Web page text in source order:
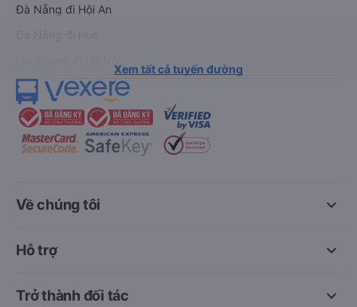
Đà Nẵng đi Hội An
Xem tất cả tuyến đường
keyboard_arrow_down
Về chúng tôi
keyboard_arrow_down
Hỗ trợ
keyboard_arrow_down
Trở thành đối tác